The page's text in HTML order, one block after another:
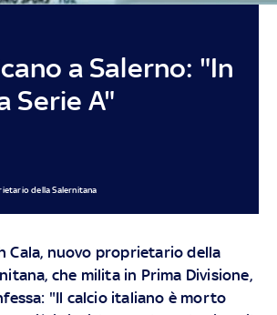
a Salerno: "In
Serie A"
della Salernitana
Cala, nuovo proprietario della
che milita in Prima Divisione,
"Il calcio italiano è morto